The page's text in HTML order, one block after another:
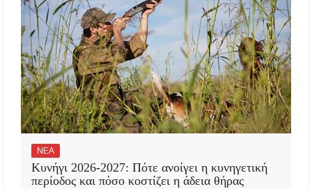
ΝΕΑ
Κυνήγι 2026-2027: Πότε ανοίγει η κυνηγετική
περίοδος και πόσο κοστίζει η άδεια θήρας